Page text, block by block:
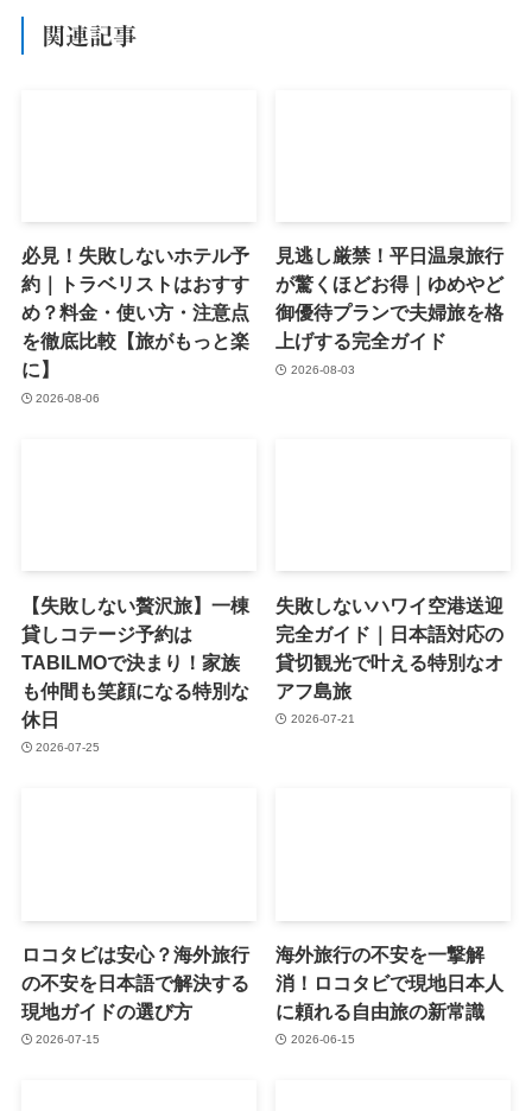
関連記事
必見！失敗しないホテル予
約｜トラベリストはおすす
め？料金・使い方・注意点
を徹底比較【旅がもっと楽
に】
2026-08-06
見逃し厳禁！平日温泉旅行
が驚くほどお得｜ゆめやど
御優待プランで夫婦旅を格
上げする完全ガイド
2026-08-03
【失敗しない贅沢旅】一棟
貸しコテージ予約は
TABILMOで決まり！家族
も仲間も笑顔になる特別な
休日
2026-07-25
失敗しないハワイ空港送迎
完全ガイド｜日本語対応の
貸切観光で叶える特別なオ
アフ島旅
2026-07-21
ロコタビは安心？海外旅行
の不安を日本語で解決する
現地ガイドの選び方
2026-07-15
海外旅行の不安を一撃解
消！ロコタビで現地日本人
に頼れる自由旅の新常識
2026-06-15